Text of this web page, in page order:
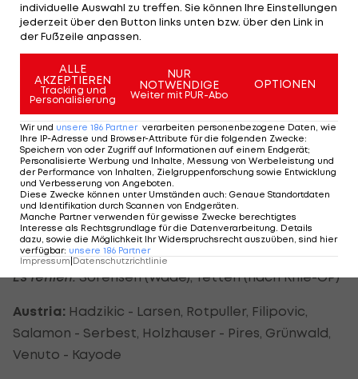
Red Bull Salzburg -
Wals-Siezenheim, Red-Bull-Arena, 16.30 Uhr, SR
Schüttengruber
Bisherige Saisonergebnisse: 4:1 (h), 3:1 (a)
Salzburg:Walke - Lainer, Miranda, Wisdom, Ulmer -
Lazaro/Schlager, Laimer, Samassekou, Berisha -
Hwang, Minamino/Oberlin
Ersatz:Stankovic - Caleta-Car, Schwegler,
Rzatkowski, C. Leitgeb, Radosevic, Wanderson
Es fehlen:Sörensen (Wade), Tetteh (nach Knie-OP)
Austria: Hadzikic - Larsen, Rotpuller, Filipovic,
Salamon - Serbest, Holzhauser - Pires, Grünwald,
Venuto - Kayode
individuelle Auswahl zu treffen. Sie können Ihre Einstellungen
jederzeit über den Button links unten bzw. über den Link in
der Fußzeile anpassen.
ALLE
AKZEPTIEREN
Tracking und
Personalisierung
NUR
NOTWENDIGE
Weiter mit PUR-Abo
OPTIONEN
Wir und unsere 186 Partner verarbeiten personenbezogene Daten, wie
Ihre IP-Adresse und Browser-Attribute für die folgenden Zwecke:
Speichern von oder Zugriff auf Informationen auf einem Endgerät;
Personalisierte Werbung und Inhalte, Messung von Werbeleistung und
der Performance von Inhalten, Zielgruppenforschung sowie Entwicklung
und Verbesserung von Angeboten.
Diese Zwecke können unter Umständen auch: Genaue Standortdaten
und Identifikation durch Scannen von Endgeräten.
Manche Partner verwenden für gewisse Zwecke berechtigtes
Interesse als Rechtsgrundlage für die Datenverarbeitung. Details
dazu, sowie die Möglichkeit Ihr Widerspruchsrecht auszuüben, sind hier
verfügbar: unsere 186 Partner
Impressum Datenschutzrichtlinie